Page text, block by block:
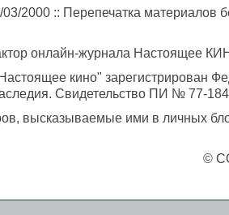
03/2000 :: Перепечатка
онлайн-журнала Настоящее
кино" зарегистрирован
Свидетельство ПИ № 77-
высказываемые ими в личных
©